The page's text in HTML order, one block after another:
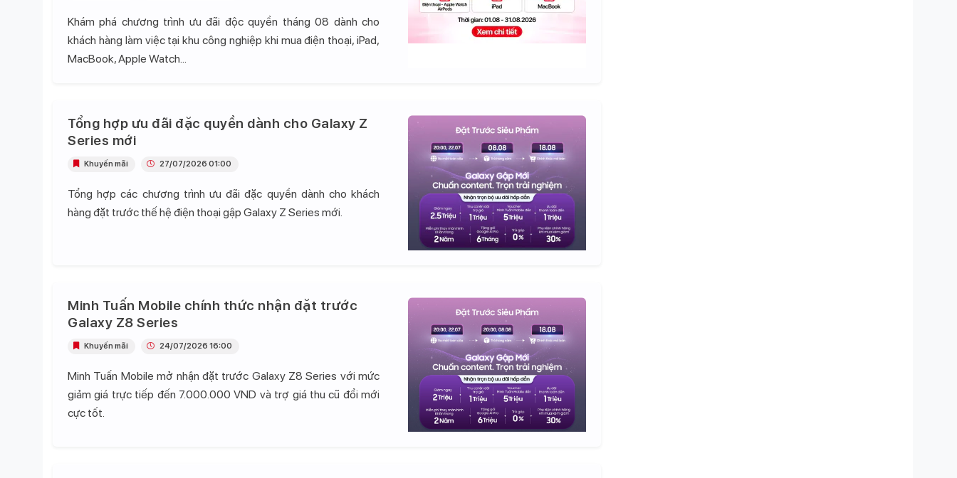
Khám phá chương trình ưu đãi độc quyền tháng 08 dành cho
khách hàng làm việc tại khu công nghiệp khi mua điện thoại, iPad,
MacBook, Apple Watch...
Tổng hợp ưu đãi đặc quyền dành cho Galaxy Z
Series mới
Tổng hợp các chương trình ưu đãi đặc quyền dành cho khách
hàng đặt trước thế hệ điện thoại gập Galaxy Z Series mới.
Khuyến mãi 27/07/2026 01:00
Minh Tuấn Mobile chính thức nhận đặt trước
Galaxy Z8 Series
Minh Tuấn Mobile mở nhận đặt trước Galaxy Z8 Series với mức
giảm giá trực tiếp đến 7.000.000 VND và trợ giá thu cũ đổi mới
cực tốt.
Khuyến mãi 24/07/2026 16:00